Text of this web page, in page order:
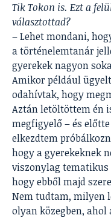
Tik Tokon is. Ezt a
választottad?
– Lehet mondani,
a történelemtanár
gyerekek nagyon
Amikor például
odahívtak, hogy
Aztán letöltöttem én
megfigyelő – és
elkezdtem
hogy a gyerekeknek
viszonylag tematikus
hogy ebből majd
Nem tudtam, milyen
olyan közegben,